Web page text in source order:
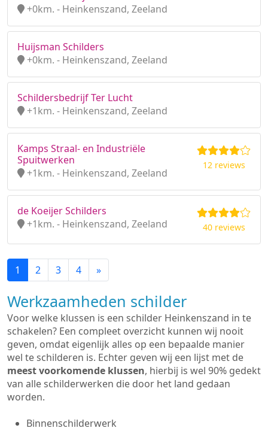
+0km. - Heinkenszand, Zeeland
Huijsman Schilders
+0km. - Heinkenszand, Zeeland
Schildersbedrijf Ter Lucht
+1km. - Heinkenszand, Zeeland
Kamps Straal- en Industriële
Spuitwerken
+1km. - Heinkenszand, Zeeland
12 reviews
de Koeijer Schilders
+1km. - Heinkenszand, Zeeland
40 reviews
1 2 3 4 »
Werkzaamheden schilder
Voor welke klussen is een schilder Heinkenszand in te
schakelen? Een compleet overzicht kunnen wij nooit
geven, omdat eigenlijk alles op een bepaalde manier
wel te schilderen is. Echter geven wij een lijst met de
meest voorkomende klussen, hierbij is wel 90% gedekt
van alle schilderwerken die door het land gedaan
worden.
Binnenschilderwerk